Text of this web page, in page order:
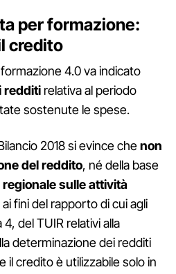
per formazione:
credito
4.0 va indicato
redditi relativa al periodo
sostenute le spese.
2018 si evince chenon
del reddito, né della base
sulle attività
fini del rapporto di cui agli
del TUIR relativi alla
determinazione dei redditi
il credito è utilizzabile solo in